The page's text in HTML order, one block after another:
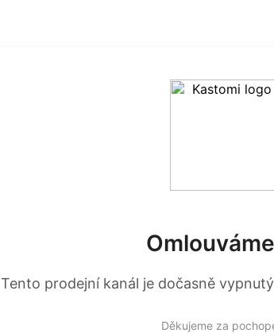
Tento prodejní kanál je dočasně
Děkujeme za